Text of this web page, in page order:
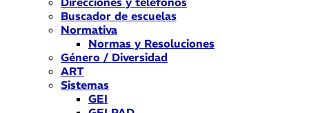
Buscador de escuelas
Normativa
Normas y Resoluciones
Género / Diversidad
ART
Sistemas
GEI